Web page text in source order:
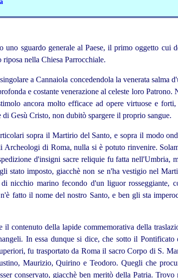
uno sguardo generale al Paese, il primo oggetto cui
nella Chiesa Parrocchiale.
a Cannaiola concedendola la venerata salma
e costante venerazione al celeste loro
ancora molto efficace ad opere virtuose e
Gesù Cristo, non dubitò spargere il proprio sangue.
sopra il Martirio del Santo, e sopra il modo
Archeologi di Roma, nulla si è potuto rinvenire.
d'insigni sacre reliquie fu fatta nell'Umbria,
­gli stato imposto, giacchè non se n'ha vestigio nel
di nicchio marino fecondo d'un liguor rosseggiante,
fatto il nome del nostro Santo, e ben gli sta
il contenuto della lapide commemorativa della
In essa dunque si dice, che sotto il
fu trasportato da Roma il sacro Corpo di S.
Maurizio, Quirino e Teodoro. Quegli che
conservato, giacchè ben meritò della Patria.